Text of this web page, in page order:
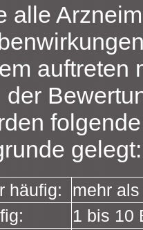
alle
auftreten
der
gelegt:
häufig:
mehr
1 bis 10